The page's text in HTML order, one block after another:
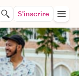
S'inscrire